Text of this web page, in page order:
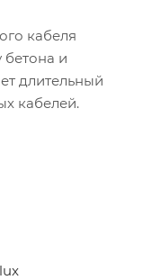
кабеля
бетона и
длительный
кабелей.